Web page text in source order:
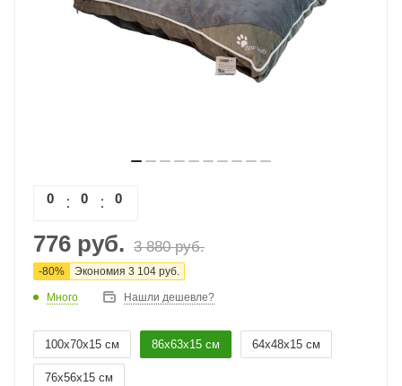
0 0 0
776 руб. 3 880руб.
-80% Экономия 3 104 руб.
Много Нашли дешевле?
100х70х15 см 86х63х15 см 64х48х15 см
76х56х15 см